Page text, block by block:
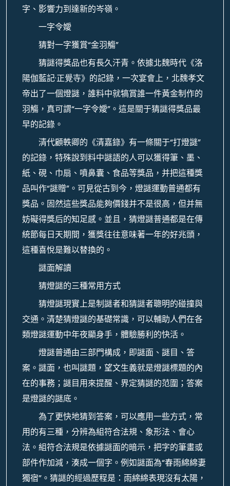
字、影響力到達新的岑嶺。
一字令嬡
猜對一字獲賞“金羽觴”
猜謎得獎品也有長久汗青。依據北魏時代《洛
陽伽藍記·正覺寺》的記錄，一次宴會上，北魏孝文
帝出了一個燈謎，誰料中就犒賞誰一件黃金制作的
羽觴，真可謂“一字令嬡”。這是關于猜謎得獎品最
早的記錄。
清代顧軼卿的《清嘉錄》有一條關于“打燈謎”
的記錄，特殊說到料中謎語的人可以獲得筆、墨、
紙、硯、巾扇、噴鼻囊、食品等獎品，并把這種獎
品叫作“謎贈”。可見從古到今，燈謎運動普通都有
獎品。固然這些獎品能夠價錢并不是很高，但并無
妨礙得獎后的知足感。並且，猜燈謎普通都是在傳
統節每日天期間，獲獎往往意味著一年的好兆頭，
這種喜悅是難以替換的。
謎面解讀
猜燈謎的三種常用方式
猜燈謎現實上是制謎者和猜謎者聰明的碰撞與
交通。清楚猜燈謎的基礎常識，可以輔助人們在各
類燈謎運動中年夜顯身手，體驗勝利的快活。
燈謎普通由三部門構成，即謎面、謎目、答
案。謎面，也叫謎題，望文生義就是燈謎標題的內
在的事務；謎目用來提醒、界定猜謎的范圍；答案
是燈謎的謎底。
為了更快地猜到答案，可以應用一些方式，常
用的有三種，分辨為組符合法規、象形法、會心
法。組符合法規是依據謎面的暗示，把字的筆畫或
部件作加減，湊成一個字。例如謎面為“春雨綿綿妻
獨宿”。猜謎的經過歷程是：雨綿綿表現沒有太陽，